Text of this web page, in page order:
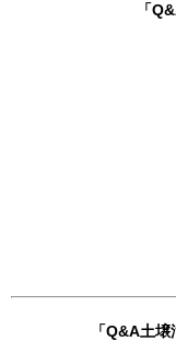
「
「Q&A土